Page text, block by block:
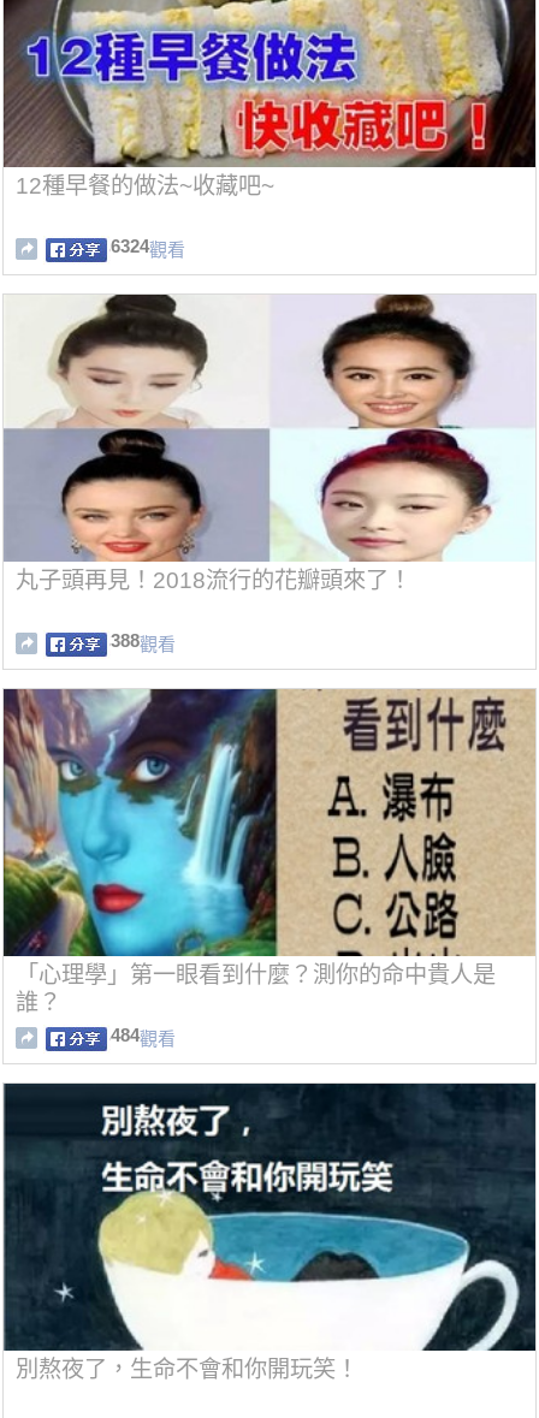
12種早餐的做法~收藏吧~
6324觀看
丸子頭再見！2018流行的花瓣頭來了！
388觀看
「心理學」第一眼看到什麼？測你的命中貴人是
誰？
484觀看
別熬夜了，生命不會和你開玩笑！